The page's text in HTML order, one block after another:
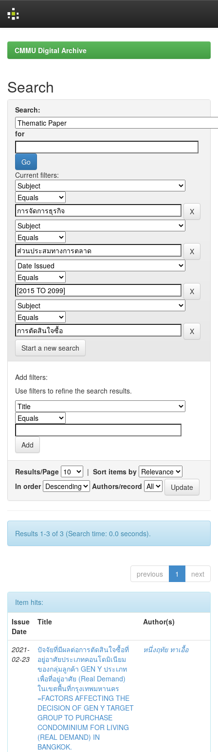
navigationCMMU Digital Archive
Search
Search:
for
Current filters:
Start a new search
Add filters:
Use filters to refine the search results.
Results/Page | Sort items by
In order
Authors/record
Results 1-3 of 3 (Search time: 0.0 seconds).
previous 1 next
Item hits:
Issue
Date
Title Author(s)
2021-
02-23
ปัจจัยที่มีผลต่อการตัดสินใจซื้อที่
อยู่อาศัยประเภทคอนโดมิเนียม
ของกลุ่มลูกค้า GEN Y ประเภท
เพื่อที่อยู่อาศัย (Real Demand)
ในเขตพื้นที่กรุงเทพมหานคร
=FACTORS AFFECTING THE
DECISION OF GEN Y TARGET
GROUP TO PURCHASE
CONDOMINIUM FOR LIVING
(REAL DEMAND) IN
BANGKOK.
หนึ่งฤทัย ทาเอื้อ